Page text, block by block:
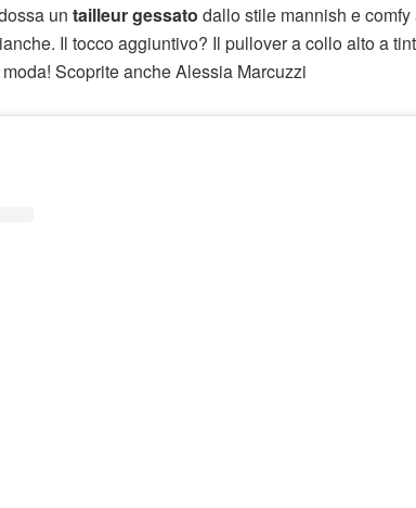
un tailleur gessato dallo stile mannish e
Il tocco aggiuntivo? Il pullover a collo alto a
Scoprite anche Alessia Marcuzzi